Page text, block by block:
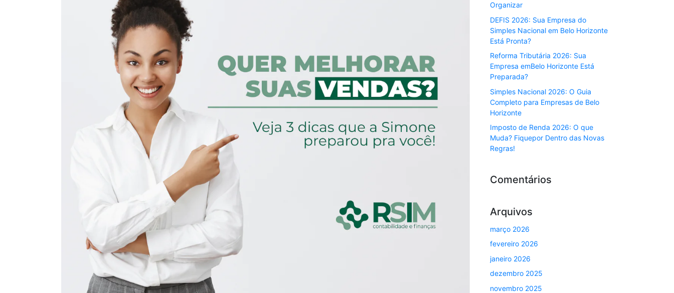
Organizar
DEFIS 2026: Sua Empresa do
Simples Nacional em Belo Horizonte
Está Pronta?
Reforma Tributária 2026: Sua
Empresa emBelo Horizonte Está
Preparada?
Simples Nacional 2026: O Guia
Completo para Empresas de Belo
Horizonte
Imposto de Renda 2026: O que
Muda? Fiquepor Dentro das Novas
Regras!
Comentários
Arquivos
março 2026
fevereiro 2026
janeiro 2026
dezembro 2025
novembro 2025